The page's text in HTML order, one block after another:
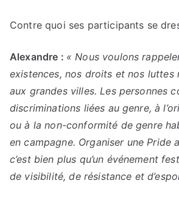
Contre quoi ses participants se
Alexandre : « Nous voulons
existences, nos droits et nos luttes
aux grandes villes. Les personnes
discriminations liées au genre, à
ou à la non-conformité de genre
en campagne. Organiser une Pride
c’est bien plus qu’un événement
de visibilité, de résistance et